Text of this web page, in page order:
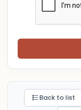
Back to list